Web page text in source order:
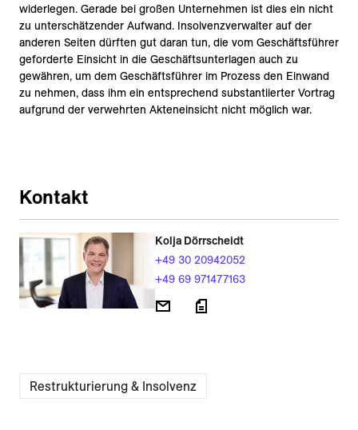
widerlegen. Gerade bei großen Unternehmen ist dies ein nicht
zu unterschätzender Aufwand. Insolvenzverwalter auf der
anderen Seiten dürften gut daran tun, die vom Geschäftsführer
geforderte Einsicht in die Geschäftsunterlagen auch zu
gewähren, um dem Geschäftsführer im Prozess den Einwand
zu nehmen, dass ihm ein entsprechend substantiierter Vortrag
aufgrund der verwehrten Akteneinsicht nicht möglich war.
Kontakt
Kolja Dörrscheidt
+49 30 20942052
+49 69 971477163
Restrukturierung & Insolvenz